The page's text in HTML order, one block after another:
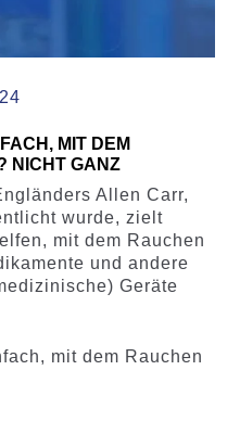
MIT DEM
NICHT GANZ
Allen Carr,
wurde, zielt
mit dem Rauchen
und andere
Geräte
mit dem Rauchen